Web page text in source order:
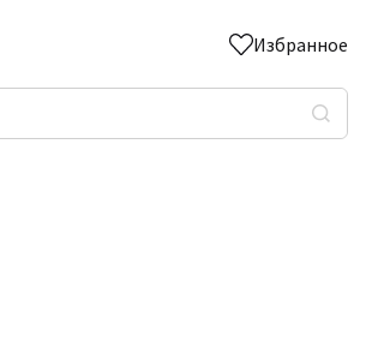
Избранное